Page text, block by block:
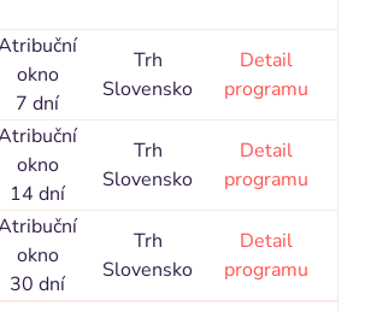
okno
7 dní
Trh
Slovensko
Detail
programu
okno
14 dní
Trh
Slovensko
Detail
programu
okno
30 dní
Trh
Slovensko
Detail
programu